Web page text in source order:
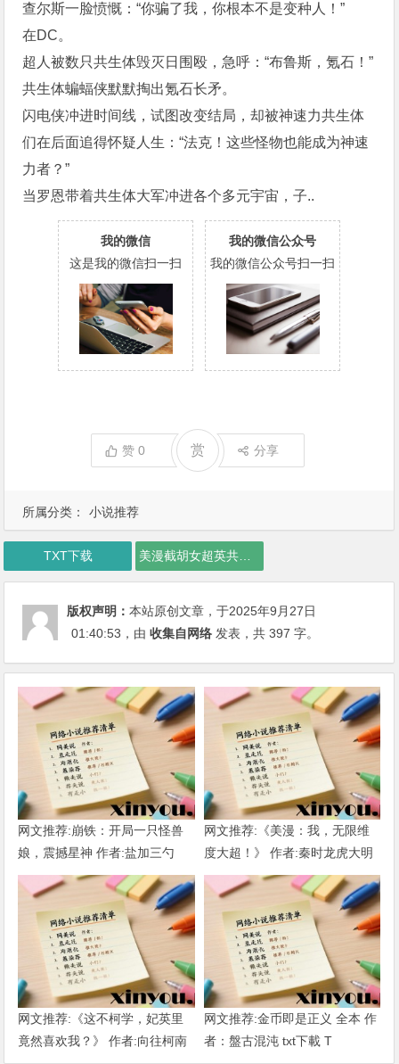
所属分类： 小说推荐
查尔斯一脸愤慨：“你骗了我，你根本不是变种人！”
在DC。
超人被数只共生体毁灭日围殴，急呼：“布鲁斯，氪石！”
共生体蝙蝠侠默默掏出氪石长矛。
闪电侠冲进时间线，试图改变结局，却被神速力共生体
们在后面追得怀疑人生：“法克！这些怪物也能成为神速
力者？”
当罗恩带着共生体大军冲进各个多元宇宙，子..
我的微信
这是我的微信扫一扫
我的微信公众号
我的微信公众号扫一扫
赞0 赏 分享
TXT下载 美漫截胡女超英共生体无敌了下载
版权声明：本站原创文章，于2025年9月27日
01:40:53 ，由收集自网络 发表，共 397 字。
网文推荐:崩铁：开局一只怪兽
娘，震撼星神 作者:盐加三勺
（1-218）TXT下载
网文推荐:《美漫：我，无限维
度大超！》 作者:秦时龙虎大明
1-802章 TXT下载
网文推荐:《这不柯学，妃英里
竟然喜欢我？》 作者:向往柯南
网文推荐:金币即是正义 全本 作
者：盤古混沌 txt下載 T